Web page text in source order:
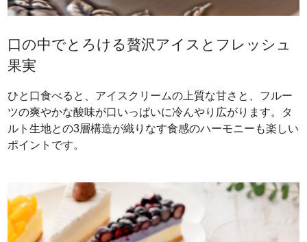
口の中でとろける贅沢アイスとフレッシュ
果実
ひと口食べると、アイスクリームの上質な甘さと、フルー
ツの爽やかな酸味が口いっぱいに冷んやり広がります。タ
ルト生地との3層構造が織りなす食感のハーモニーも楽しい
ポイントです。